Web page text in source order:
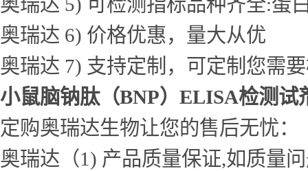
奥瑞达 6) 价格优惠，量大从优
奥瑞达 7) 支持定制，可定制您需
小鼠脑钠肽（BNP）ELISA检测试
定购奥瑞达生物让您的售后无忧：
奥瑞达（1) 产品质量保证,如质量